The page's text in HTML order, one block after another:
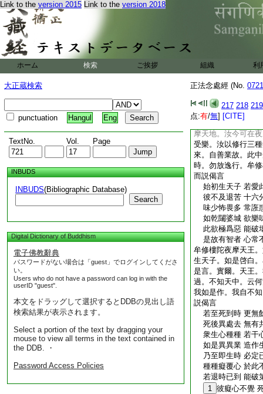
Link to the version 2015 Link to the version 2018
ホーム 検索 ご挨拶 組織 利
大正蔵検索
punctuation Hangul Eng
TextNo. Vol. Page
INBUDS
INBUDS(Bibliographic Database)
Search
Digital Dictionary of Buddhism
電子佛教辭典
パスワードがない場合は「guest」でログインしてくださ
い。
Users who do not have a password can log in with the
userID "guest".
本文をドラッグして選択するとDDBの見出し語
検索結果が表示されます。
Select a portion of the text by dragging your
mouse to view all terms in the text contained in
the DDB. ・
Password Access Policies
正法念處經 (No.
217 218 219
点:有/無] [CITE]
摩天欲。口説則成
是意。一一皆謂牟
爾時如是始生天子
陀夜摩天王。於一
皆悉普識。牟修樓
自餘舊天。即便語
王今者。如是看汝
爾時如是始生天子
修樓陀。見其跪已
摩天地。汝今可在
受樂。汝以修行三
來。自善業故。此
時。勿放逸行。牟
而説偈言
始初生天子 若愛
彼不及退苦 十六
味少怖畏多 常誑
如乾闥婆城 欲樂
此欲極爲惡 能破
是故有智者 心常
牟修樓陀夜摩天王
生天子。如是啓白
是言。實爾。天王
過。不知天中。云
我如是作。我自不
説偈言
若至死到時 更無
死後異處去 無有
衆生心種種 若干
如是異異業 造作
乃至即生時 必定
種種癡覆心 於此
若退時已到 能破
1 彼癡心不覺